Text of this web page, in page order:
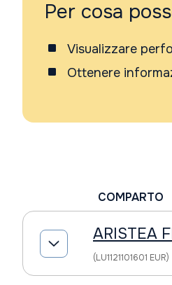
Per cosa
Visualizzare
Ottenere
COMPARTO
ARISTEA
(LU1121101601 EUR)